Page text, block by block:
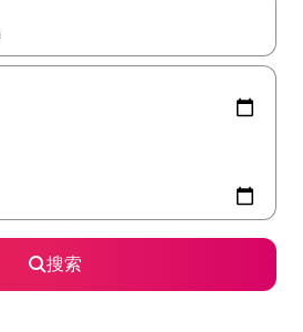
上下方向键查看，或通过点击或滑动手势
搜索